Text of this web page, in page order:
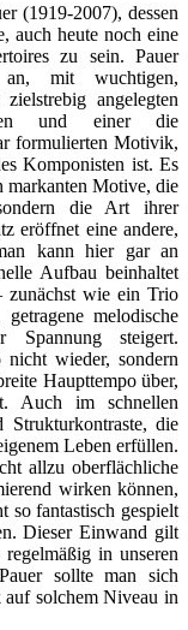
(1919-2007), dessen
auch heute noch eine
zu sein. Pauer
mit wuchtigen,
angelegten
und einer die
formulierten Motivik,
Komponisten ist. Es
markanten Motive, die
die Art ihrer
eröffnet eine andere,
kann hier gar an
Aufbau beinhaltet
zunächst wie ein Trio
melodische
steigert.
nicht wieder, sondern
Haupttempo über,
Auch im schnellen
Strukturkontraste, die
Leben erfüllen.
allzu oberflächliche
wirken können,
so fantastisch gespielt
Dieser Einwand gilt
in unseren
sollte man sich
solchem Niveau in